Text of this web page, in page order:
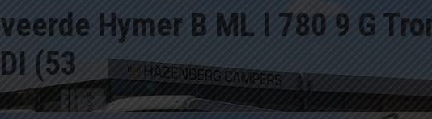
Hymer B ML I 780 9 G
(53